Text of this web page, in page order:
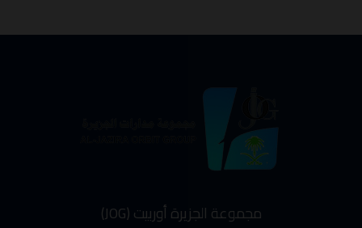
مجموعة الجزيرة أوربيت (JOG)